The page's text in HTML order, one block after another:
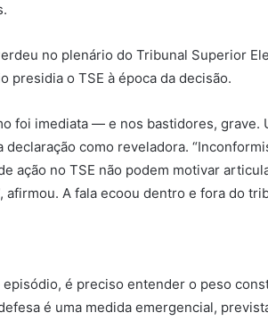
no plenário do Tribunal Superior
presidia o TSE à época da decisão.
foi imediata — e nos bastidores, grave.
como reveladora.
ação no TSE não podem motivar
afirmou. A fala ecoou dentro e fora do
é preciso entender o peso
é uma medida emergencial,